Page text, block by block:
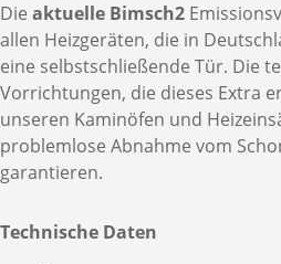
Die aktuelle Bimsch2
allen Heizgeräten, die in
eine selbstschließende Tür. Die
Vorrichtungen, die dieses Extra
unseren Kaminöfen und
problemlose Abnahme vom
garantieren.
Technische Daten